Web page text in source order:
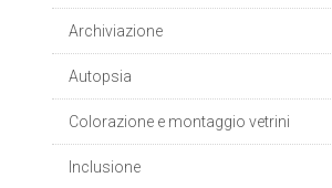
Archiviazione
Autopsia
Colorazione e montaggio vetrini
Inclusione